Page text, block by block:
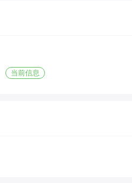
当前信息